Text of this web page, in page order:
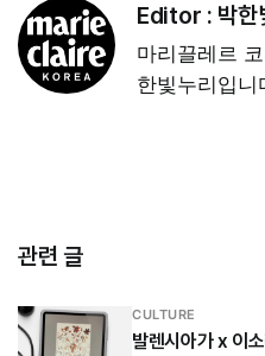
Editor : 박한
마리끌레르
한빛누리입니
관련 글
CULTURE
발렌시아가 x 이